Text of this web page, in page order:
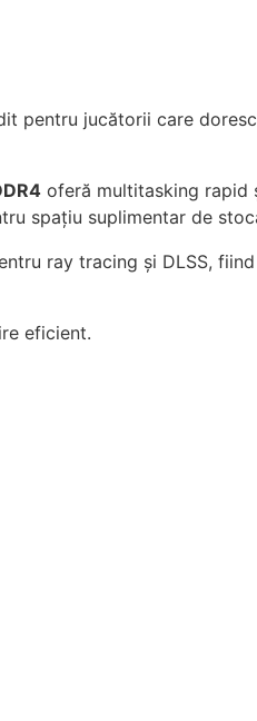
pentru jucătorii care
oferă multitasking rapid
spațiu suplimentar de
ray tracing și DLSS,
eficient.